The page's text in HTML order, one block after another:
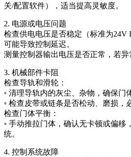
关/配置软件），适当提高灵敏度。
2. 电源或电压问题
检查供电电压是否稳定（标准为24V
可能导致控制延迟。
测量控制器输出电压是否正常，若异
3. 机械部件卡阻
检查导轨和滑轮：
◦ 清理导轨内的灰尘、杂物，确保门
◦ 检查皮带或链条是否松动、磨损，
检查门体平衡：
◦ 手动推拉门体，确认无卡顿或偏移
统。
4. 控制系统故障